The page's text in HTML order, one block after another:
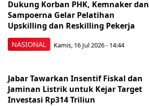
NASIONAL
Dukung Korban PHK, Kemnaker dan
Sampoerna Gelar Pelatihan
Upskilling dan Reskilling Pekerja
Kamis, 16 Jul 2026 - 14:44
Jabar Tawarkan Insentif Fiskal dan
Jaminan Listrik untuk Kejar Target
Investasi Rp314 Triliun